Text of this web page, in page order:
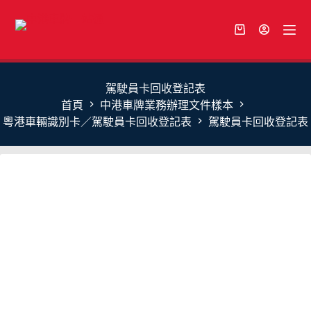
駕駛員卡回收登記表
首頁
中港車牌業務辦理文件樣本
粵港車輛識別卡／駕駛員卡回收登記表
駕駛員卡回收登記表